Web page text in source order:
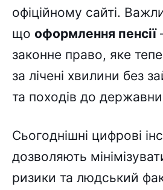
офіційному сайті.
що оформлення пенсії
законне право, яке
за лічені хвилини без
та походів до
Сьогоднішні цифрові
дозволяють
ризики та людський